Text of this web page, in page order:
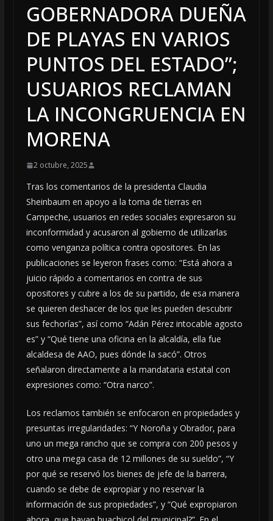
GOBERNADORA DUEÑA
DE PLAYAS EN VARIOS
PUNTOS DEL ESTADO”;
USUARIOS RECLAMAN
LA INCONGRUENCIA EN
MORENA
2 octubre, 2025
Tras los comentarios de la presidenta Claudia
Sheinbaum en apoyo a la toma de tierras en
Campeche, usuarios en redes sociales expresaron su
inconformidad y acusaron al gobierno de utilizarlas
como venganza política contra opositores. En las
publicaciones se leyeron frases como: “Está ahora a
juicio rápido a comentarios en contra de sus
opositores y cubre a los de su partido, de esa manera
se quieren deshacer de los que les pueden descubrir
sus fechorías”, así como “Adán Pérez intocable agosto
es” y “Qué tiene una oficina en la alcaldía, ella fue
alcaldesa de AAO, pues dónde la sacó”. Otros
señalaron directamente a la mandataria estatal con
expresiones como: “Otra narco”.
Los reclamos también se enfocaron en propiedades y
presuntas irregularidades: “Y Noroña y Obrador, para
uno un mega rancho que se compra con 200 pesos y
otro una mega casa de 12 millones de su sueldo”, “Y
por qué se reservó los bienes de jefe de la barrera,
cuando se debe de expropiar y no reservar la
información de sus propiedades”, y “Qué expropiaron